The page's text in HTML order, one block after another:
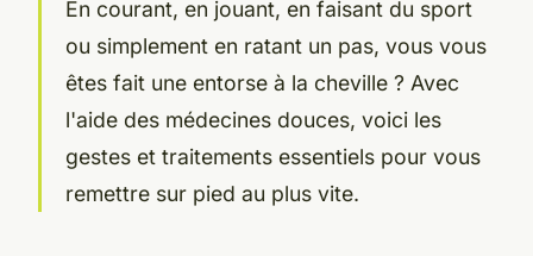
En courant, en jouant, en faisant du sport
ou simplement en ratant un pas, vous vous
êtes fait une entorse à la cheville ? Avec
l'aide des médecines douces, voici les
gestes et traitements essentiels pour vous
remettre sur pied au plus vite.